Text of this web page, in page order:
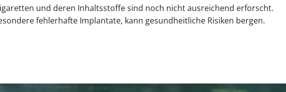
und deren Inhaltsstoffe sind noch nicht ausreichend erforscht.
fehlerhafte Implantate, kann gesundheitliche Risiken bergen.